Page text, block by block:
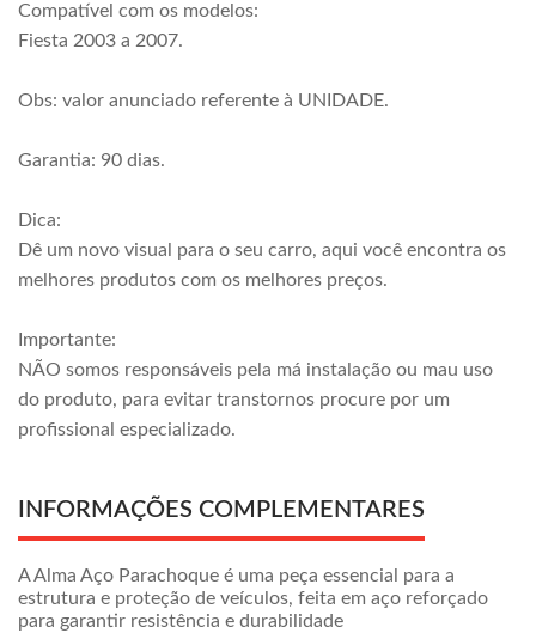
Compatível com os modelos:
Fiesta 2003 a 2007.
Obs: valor anunciado referente à UNIDADE.
Garantia: 90 dias.
Dica:
Dê um novo visual para o seu carro, aqui você encontra os
melhores produtos com os melhores preços.
Importante:
NÃO somos responsáveis pela má instalação ou mau uso
do produto, para evitar transtornos procure por um
profissional especializado.
INFORMAÇÕES COMPLEMENTARES
A Alma Aço Parachoque é uma peça essencial para a
estrutura e proteção de veículos, feita em aço reforçado
para garantir resistência e durabilidade